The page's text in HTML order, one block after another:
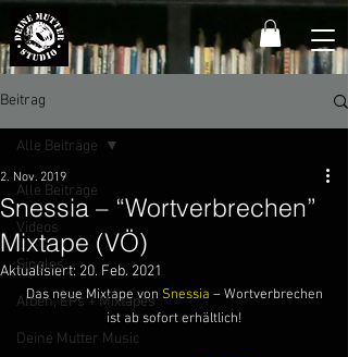
Beitrag
Alle Beiträge
Videos
Singles
Alben, EPs + Mixtapes
Deine Mutter Music
Alle Beiträge
Snessia – “Wortverbrechen”
Mixtape (VÖ)
2. Nov. 2019
Aktualisiert: 20. Feb. 2021
Das neue Mixtape von Snessia – Wortverbrechen
ist ab sofort erhältlich!